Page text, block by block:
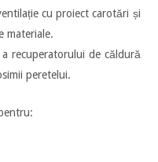
cu proiect carotări și
materiale.
recuperatorului de căldură
peretelui.